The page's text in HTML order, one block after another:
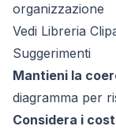
organizzazione
Vedi Libreria
Suggerimenti
Mantieni la
diagramma per
Considera i